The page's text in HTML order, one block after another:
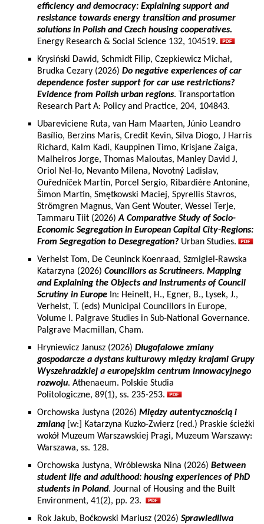
efficiency and democracy: Explaining support and
resistance towards energy transition and prosumer
solutions in Polish and Czech housing cooperatives.
Energy Research & Social Science 132, 104519.
Krysiński Dawid, Schmidt Filip, Czepkiewicz Michał,
Brudka Cezary (2026) Do negative experiences of car
dependence foster support for car use restrictions?
Evidence from Polish urban regions. Transportation
Research Part A: Policy and Practice, 204, 104843.
Ubareviciene Ruta, van Ham Maarten, Júnio Leandro
Basílio, Berzins Maris, Credit Kevin, Silva Diogo, J Harris
Richard, Kalm Kadi, Kauppinen Timo, Krisjane Zaiga,
Malheiros Jorge, Thomas Maloutas, Manley David J,
Oriol Nel-lo, Nevanto Milena, Novotný Ladislav,
Ouředníček Martin, Porcel Sergio, Ribardière Antonine,
Šimon Martin, Smętkowski Maciej, Spyrellis Stavros,
Strömgren Magnus, Van Gent Wouter, Wessel Terje,
Tammaru Tiit (2026)A Comparative Study of Socio-
Economic Segregation in European Capital City-Regions:
From Segregation to Desegregation? Urban Studies.
Verhelst Tom, De Ceuninck Koenraad, Szmigiel-Rawska
Katarzyna (2026) Councillors as Scrutineers. Mapping
and Explaining the Objects and Instruments of Council
Scrutiny in Europe In: Heinelt, H., Egner, B., Lysek, J.,
Verhelst, T. (eds) Municipal Councillors in Europe,
Volume I. Palgrave Studies in Sub-National Governance.
Palgrave Macmillan, Cham.
Hryniewicz Janusz (2026) Długofalowe zmiany
gospodarcze a dystans kulturowy między krajami Grupy
Wyszehradzkiej a europejskim centrum innowacyjnego
rozwoju. Athenaeum. Polskie Studia
Politologiczne, 89(1), ss. 235-253.
Orchowska Justyna (2026) Między autentycznością i
zmianą [w:] Katarzyna Kuzko-Zwierz (red.) Praskie ścieżki
wokół Muzeum Warszawskiej Pragi, Muzeum Warszawy:
Warszawa, ss. 128.
Orchowska Justyna, Wróblewska Nina (2026) Between
student life and adulthood: housing experiences of PhD
students in Poland. Journal of Housing and the Built
Environment, 41(2), pp. 23.
Rok Jakub, Boćkowski Mariusz (2026) Sprawiedliwa